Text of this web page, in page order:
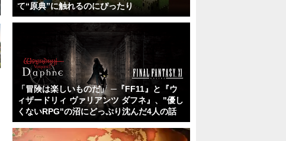
て“原典”に触れるのにぴったり
「冒険は楽しいものだ」 ─『FF11』と『ウ
ィザードリィ ヴァリアンツ ダフネ』、"優し
くないRPG"の沼にどっぷり沈んだ4人の話